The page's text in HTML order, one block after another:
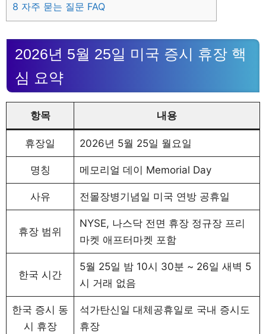
8 자주 묻는 질문 FAQ
2026년 5월 25일 미국 증시 휴장 핵
심 요약
항목 내용
휴장일 2026년 5월 25일 월요일
명칭 메모리얼 데이 Memorial Day
사유 전몰장병기념일 미국 연방 공휴일
휴장 범위
NYSE, 나스닥 전면 휴장 정규장 프리
마켓 애프터마켓 포함
한국 시간
5월 25일 밤 10시 30분 ~ 26일 새벽 5
시 거래 없음
한국 증시 동
시 휴장
석가탄신일 대체공휴일로 국내 증시도
휴장